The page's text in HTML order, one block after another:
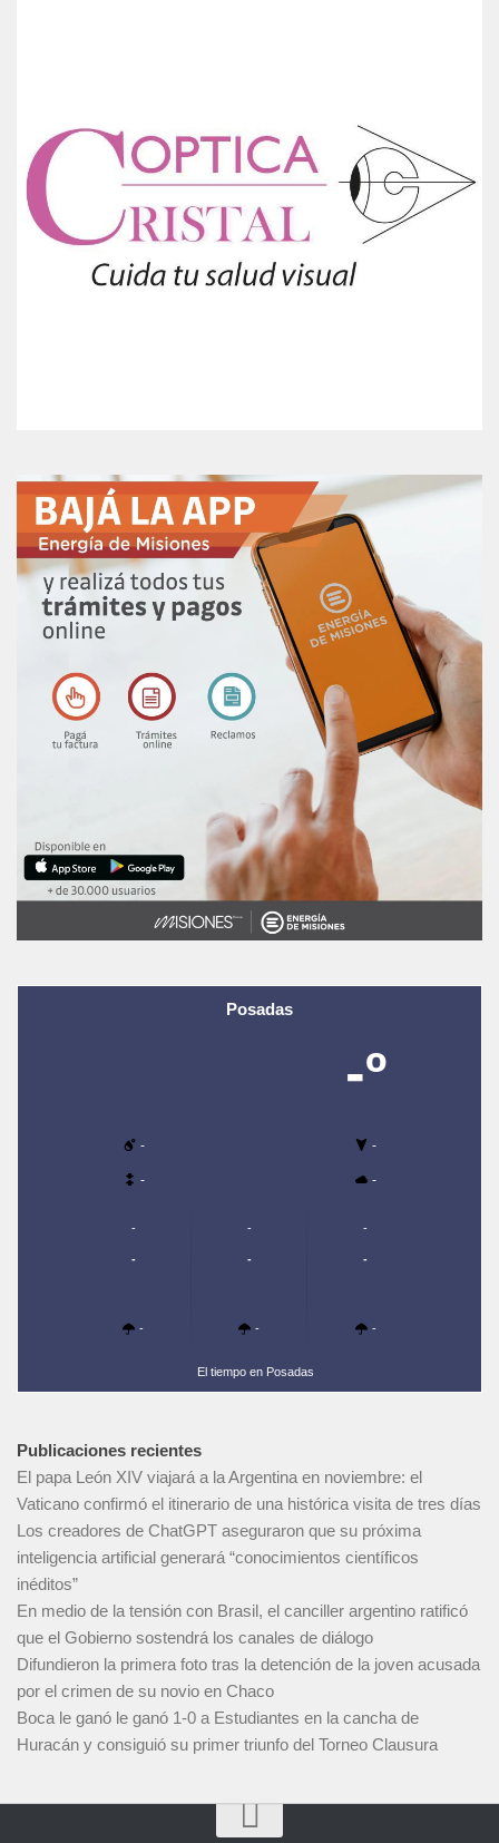
Posadas
-º
- -
- -
-
-
-
-
-
-
-
-
-
El tiempo en Posadas
Publicaciones recientes
El papa León XIV viajará a la Argentina en noviembre: el
Vaticano confirmó el itinerario de una histórica visita de tres días
Los creadores de ChatGPT aseguraron que su próxima
inteligencia artificial generará “conocimientos científicos
inéditos”
En medio de la tensión con Brasil, el canciller argentino ratificó
que el Gobierno sostendrá los canales de diálogo
Difundieron la primera foto tras la detención de la joven acusada
por el crimen de su novio en Chaco
Boca le ganó le ganó 1-0 a Estudiantes en la cancha de
Huracán y consiguió su primer triunfo del Torneo Clausura